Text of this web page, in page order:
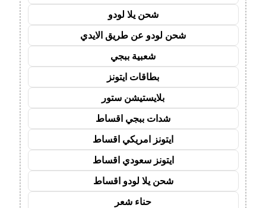
شحن يلا لودو
شحن لودو عن طريق الايدي
شعبية ببجي
بطاقات ايتونز
بلايستيشن ستور
شدات ببجي اقساط
ايتونز امريكي اقساط
ايتونز سعودي اقساط
شحن يلا لودو اقساط
حناء شعر